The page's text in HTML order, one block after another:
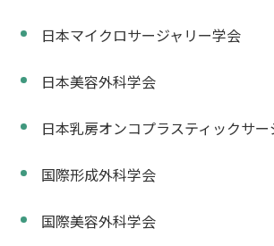
日本マイクロサージャリー学会
日本美容外科学会
日本乳房オンコプラスティックサ
国際形成外科学会
国際美容外科学会